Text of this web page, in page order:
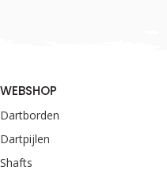
WEBSHOP
Dartborden
Dartpijlen
Shafts